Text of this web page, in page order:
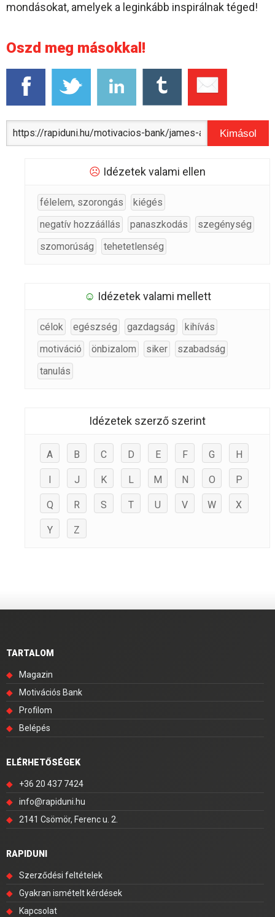
mondásokat, amelyek a leginkább inspirálnak téged!
Oszd meg másokkal!
Kimásol
☹ Idézetek valami ellen
félelem, szorongás
kiégés
negatív hozzáállás
panaszkodás
szegénység
szomorúság
tehetetlenség
☺ Idézetek valami mellett
célok egészség gazdagság
kihívás
motiváció
önbizalom siker
szabadság
tanulás
Idézetek szerző szerint
A B C D E F G H
I J K L M N O P
Q R S T U V W X
Y Z
TARTALOM
◆
Magazin
◆
Motivációs Bank
◆
Profilom
◆
Belépés
ELÉRHETŐSÉGEK
◆
+36 20 437 7424
◆
info@rapiduni.hu
◆
2141 Csömör, Ferenc u. 2.
RAPIDUNI
◆
Szerződési feltételek
◆
Gyakran ismételt kérdések
◆
Kapcsolat